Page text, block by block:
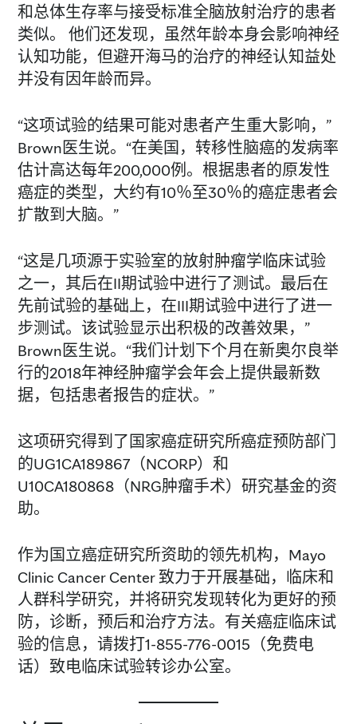
和总体生存率与接受标准全脑放射治疗的患者
类似。 他们还发现，虽然年龄本身会影响神经
认知功能，但避开海马的治疗的神经认知益处
并没有因年龄而异。
“这项试验的结果可能对患者产生重大影响，”
Brown医生说。“在美国，转移性脑癌的发病率
估计高达每年200,000例。根据患者的原发性
癌症的类型，大约有10％至30％的癌症患者会
扩散到大脑。”
“这是几项源于实验室的放射肿瘤学临床试验
之一，其后在II期试验中进行了测试。最后在
先前试验的基础上，在III期试验中进行了进一
步测试。该试验显示出积极的改善效果，”
Brown医生说。“我们计划下个月在新奥尔良举
行的2018年神经肿瘤学会年会上提供最新数
据，包括患者报告的症状。”
这项研究得到了国家癌症研究所癌症预防部门
的UG1CA189867（NCORP）和
U10CA180868（NRG肿瘤手术）研究基金的资
助。
作为国立癌症研究所资助的领先机构，Mayo
Clinic Cancer Center 致力于开展基础，临床和
人群科学研究，并将研究发现转化为更好的预
防，诊断，预后和治疗方法。有关癌症临床试
验的信息，请拨打1-855-776-0015（免费电
话）致电临床试验转诊办公室。